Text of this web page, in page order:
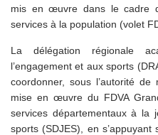
mis en œuvre dans le cadre
services à la population (volet
La délégation régionale
l’engagement et aux sports
coordonner, sous l’autorité
mise en œuvre du FDVA
services départementaux à la
sports (SDJES), en